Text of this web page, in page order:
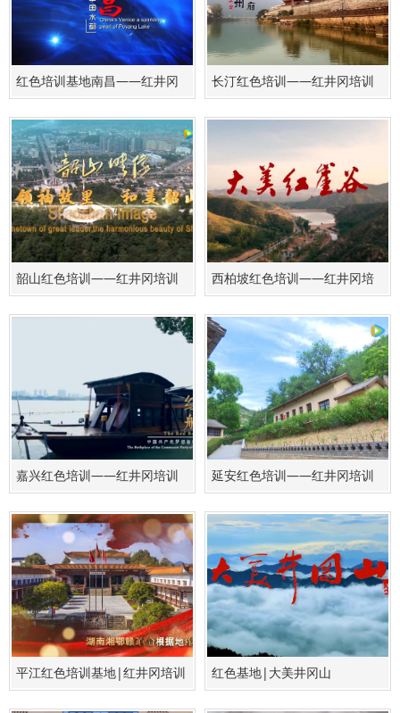
红色培训基地南昌——红井冈
培训基地
长汀红色培训——红井冈培训
基地
韶山红色培训——红井冈培训
基地
西柏坡红色培训——红井冈培
训基地
嘉兴红色培训——红井冈培训
基地
延安红色培训——红井冈培训
基地
平江红色培训基地|红井冈培训
基地
红色基地|大美井冈山